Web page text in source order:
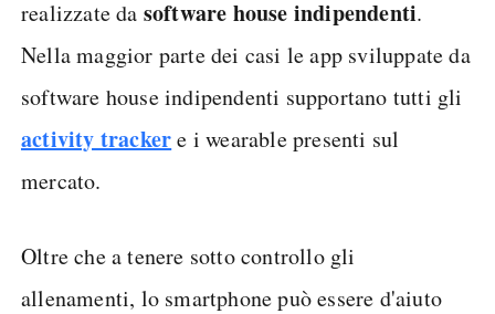
realizzate da software house indipendenti.
Nella maggior parte dei casi le app sviluppate da
software house indipendenti supportano tutti gli
activity trackere i wearable presenti sul
mercato.
Oltre che a tenere sotto controllo gli
allenamenti, lo smartphone può essere d'aiuto